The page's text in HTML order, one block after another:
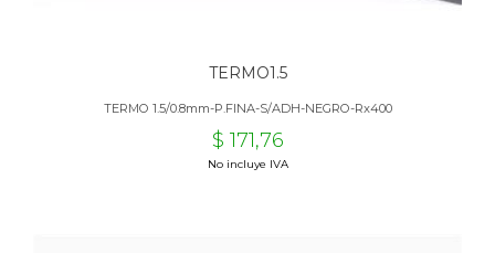
TERMO1.5
TERMO 1.5/0.8mm-P.FINA-S/ADH-NEGRO-Rx400
$ 171,76
No incluye IVA